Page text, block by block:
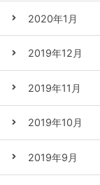
2020年1月
2019年12月
2019年11月
2019年10月
2019年9月